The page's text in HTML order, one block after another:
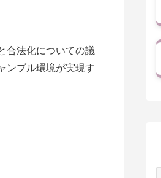
合法化についての議
ンブル環境が実現す